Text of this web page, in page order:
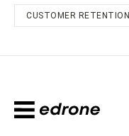
CUSTOMER RETENTION